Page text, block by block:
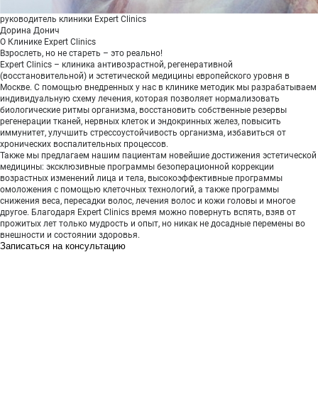
руководитель клиники Expert Clinics
Дорина Донич
О Клинике Expert Clinics
Взрослеть, но не стареть – это реально!
Expert Clinics – клиника антивозрастной, регенеративной
(восстановительной) и эстетической медицины европейского уровня в
Москве. С помощью внедренных у нас в клинике методик мы разрабатываем
индивидуальную схему лечения, которая позволяет нормализовать
биологические ритмы организма, восстановить собственные резервы
регенерации тканей, нервных клеток и эндокринных желез, повысить
иммунитет, улучшить стрессоустойчивость организма, избавиться от
хронических воспалительных процессов.
Также мы предлагаем нашим пациентам новейшие достижения эстетической
медицины: эксклюзивные программы безоперационной коррекции
возрастных изменений лица и тела, высокоэффективные программы
омоложения с помощью клеточных технологий, а также программы
снижения веса, пересадки волос, лечения волос и кожи головы и многое
другое. Благодаря Expert Clinics время можно повернуть вспять, взяв от
прожитых лет только мудрость и опыт, но никак не досадные перемены во
внешности и состоянии здоровья.
Записаться на консультацию